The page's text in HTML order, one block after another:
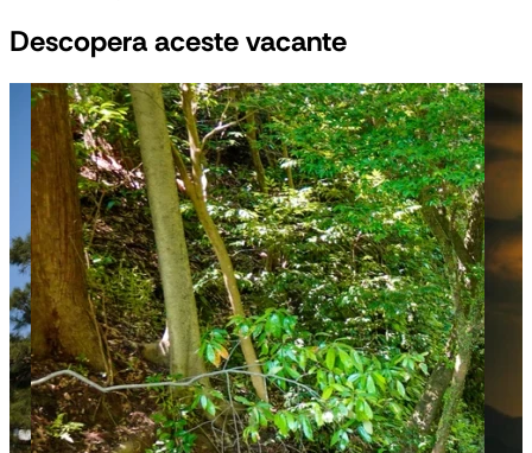
Descopera aceste vacante